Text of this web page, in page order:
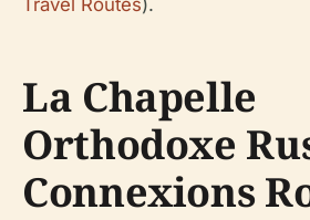
La Chapelle
Orthodoxe
Connexions